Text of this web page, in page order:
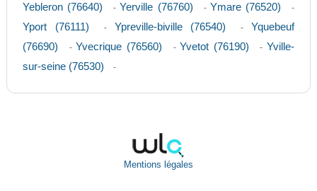
Yebleron (76640) - Yerville (76760) - Ymare (76520) -
Yport (76111) - Ypreville-biville (76540) - Yquebeuf
(76690)
- Yvecrique (76560) - Yvetot (76190) - Yville-
sur-seine (76530)
-
Mentions légales